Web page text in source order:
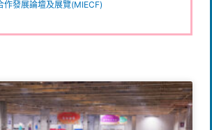
作發展論壇及展覽(MIECF)